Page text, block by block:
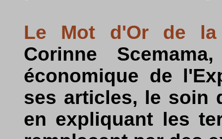
Le Mot d'Or de la
Corinne
économique de
ses articles, le soin
en expliquant les